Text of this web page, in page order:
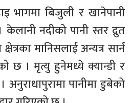
भागमा बिजुली र खानेपानी
नदीको पानी स्तर द्रुत
मानिसलाई अन्यत्र सार्न
छ । मृत्यु हुनेमध्ये क्यान्डी र
अनुराधापुरामा पानीमा डुबेको